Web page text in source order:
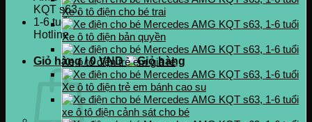
Hotline
0937.222.487
Giỏ hàng /0VND
Xe ô tô điện cho bé trai
Xe ô tô điện bản quyền
Xe ô tô điện trẻ em giá rẻ
Xe ô tô điện trẻ em bánh cao su
xe ô tô điện cảnh sát cho bé